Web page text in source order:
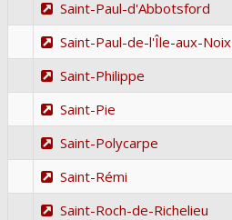
Saint-Paul-d'Abbotsford
Saint-Paul-de-l'Île-aux-Noix
Saint-Philippe
Saint-Pie
Saint-Polycarpe
Saint-Rémi
Saint-Roch-de-Richelieu